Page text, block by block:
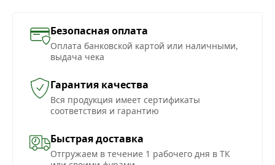
Безопасная оплата
Оплата банковской картой или наличными,
выдача чека
Гарантия качества
Вся продукция имеет сертификаты
соответствия и гарантию
Быстрая доставка
Отгружаем в течение 1 рабочего дня в ТК